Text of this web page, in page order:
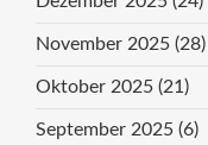
November 2025 (28)
Oktober 2025 (21)
September 2025 (6)